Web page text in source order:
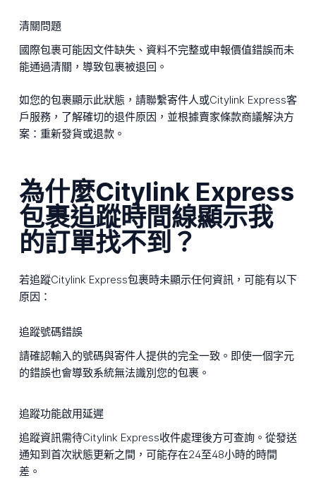
清關問題
國際包裹可能因文件缺失、資料不完整或申報價值錯誤而未
能通過清關，導致包裹被退回。
如您的包裹顯示此狀態，請聯繫寄件人或Citylink Express客
戶服務，了解確切的退件原因，並根據賣家條款商議解決方
案：重新發貨或退款。
為什麼Citylink Express
包裹追蹤時間線顯示我
的訂單找不到？
若追蹤Citylink Express包裹時未顯示任何資訊，可能有以下
原因：
追蹤號碼錯誤
請確認輸入的號碼與寄件人提供的完全一致。即使一個字元
的錯誤也會導致系統無法識別您的包裹。
追蹤功能啟用延遲
追蹤資訊需待Citylink Express收件處理後方可查詢。從發送
通知到首次狀態更新之間，可能存在24至48小時的時間
差。